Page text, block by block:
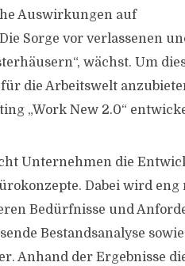
Auswirkungen auf
Sorge vor verlassenen
wächst. Um
die Arbeitswelt
„Work New 2.0“
Unternehmen die
Dabei wird eng
Bedürfnisse und
Bestandsanalyse
Anhand der Ergebnisse